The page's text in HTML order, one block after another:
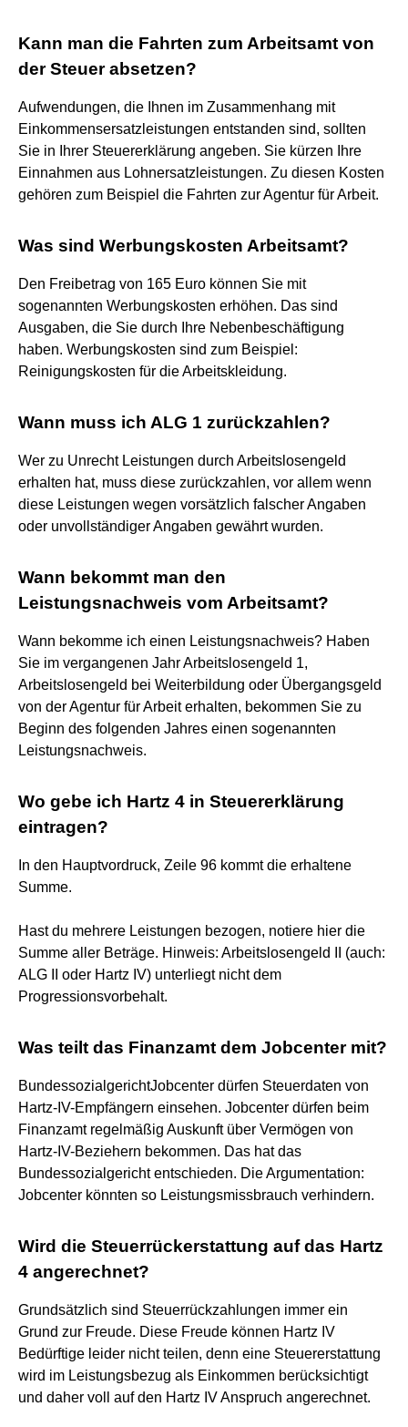
Kann man die Fahrten zum Arbeitsamt von
der Steuer absetzen?
Aufwendungen, die Ihnen im Zusammenhang mit
Einkommensersatzleistungen entstanden sind, sollten
Sie in Ihrer Steuererklärung angeben. Sie kürzen Ihre
Einnahmen aus Lohnersatzleistungen. Zu diesen Kosten
gehören zum Beispiel die Fahrten zur Agentur für Arbeit.
Was sind Werbungskosten Arbeitsamt?
Den Freibetrag von 165 Euro können Sie mit
sogenannten Werbungskosten erhöhen. Das sind
Ausgaben, die Sie durch Ihre Nebenbeschäftigung
haben. Werbungskosten sind zum Beispiel:
Reinigungskosten für die Arbeitskleidung.
Wann muss ich ALG 1 zurückzahlen?
Wer zu Unrecht Leistungen durch Arbeitslosengeld
erhalten hat, muss diese zurückzahlen, vor allem wenn
diese Leistungen wegen vorsätzlich falscher Angaben
oder unvollständiger Angaben gewährt wurden.
Wann bekommt man den
Leistungsnachweis vom Arbeitsamt?
Wann bekomme ich einen Leistungsnachweis? Haben
Sie im vergangenen Jahr Arbeitslosengeld 1,
Arbeitslosengeld bei Weiterbildung oder Übergangsgeld
von der Agentur für Arbeit erhalten, bekommen Sie zu
Beginn des folgenden Jahres einen sogenannten
Leistungsnachweis.
Wo gebe ich Hartz 4 in Steuererklärung
eintragen?
In den Hauptvordruck, Zeile 96 kommt die erhaltene
Summe.
Hast du mehrere Leistungen bezogen, notiere hier die
Summe aller Beträge. Hinweis: Arbeitslosengeld II (auch:
ALG II oder Hartz IV) unterliegt nicht dem
Progressionsvorbehalt.
Was teilt das Finanzamt dem Jobcenter mit?
BundessozialgerichtJobcenter dürfen Steuerdaten von
Hartz-IV-Empfängern einsehen. Jobcenter dürfen beim
Finanzamt regelmäßig Auskunft über Vermögen von
Hartz-IV-Beziehern bekommen. Das hat das
Bundessozialgericht entschieden. Die Argumentation:
Jobcenter könnten so Leistungsmissbrauch verhindern.
Wird die Steuerrückerstattung auf das Hartz
4 angerechnet?
Grundsätzlich sind Steuerrückzahlungen immer ein
Grund zur Freude. Diese Freude können Hartz IV
Bedürftige leider nicht teilen, denn eine Steuererstattung
wird im Leistungsbezug als Einkommen berücksichtigt
und daher voll auf den Hartz IV Anspruch angerechnet.